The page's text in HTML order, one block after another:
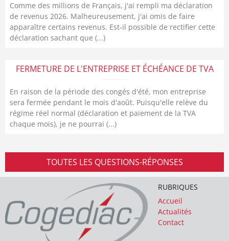
Comme des millions de Français, j'ai rempli ma déclaration
de revenus 2026. Malheureusement, j'ai omis de faire
apparaître certains revenus. Est-il possible de rectifier cette
déclaration sachant que (...)
FERMETURE DE L'ENTREPRISE ET ÉCHÉANCE DE TVA
En raison de la période des congés d'été, mon entreprise
sera fermée pendant le mois d'août. Puisqu'elle relève du
régime réel normal (déclaration et paiement de la TVA
chaque mois), je ne pourrai (...)
TOUTES LES QUESTIONS-RÉPONSES
RUBRIQUES
Accueil
Actualités
Contact